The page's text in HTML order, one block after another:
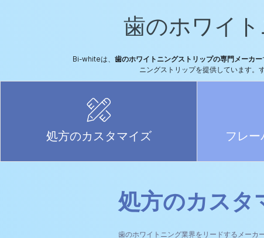
歯のホワイ
Bi-whiteは、 歯のホワイトニングストリップの専門メーカー
ニングストリップを提供しています。
処方のカスタマイズ フレ
処方のカスタ
歯のホワイトニング業界をリードするメーカ